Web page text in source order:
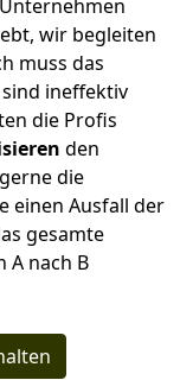
wir begleiten
muss das
ineffektiv
die Profis
den
die
einen Ausfall der
gesamte
A nach B